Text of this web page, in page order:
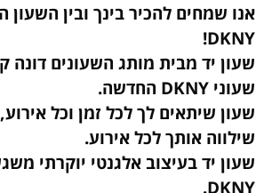
אנו שמחים להכיר בינך ובין
DKNY!
שעון יד מבית מותג השעונים דונה
שעוני DKNY החדשה.
שעון שיתאים לך לכל זמן וכל
שילווה אותך לכל אירוע.
שעון יד בעיצוב אלגנטי יוקרתי
DKNY.